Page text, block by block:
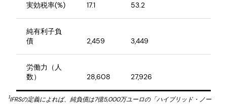
実効税率(%) 17.1 53.2
純有利子負
債
2,459 3,449
労働力（人
数）
28,608 27,926
1IFRSの定義によれば、純負債は7億5,000万ユーロの「ハイブリッド・ノー